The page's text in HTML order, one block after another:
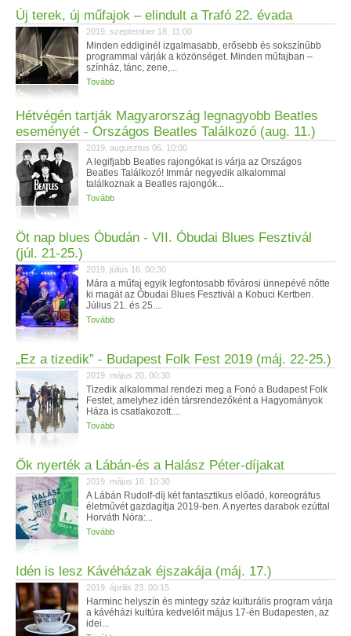
Új terek, új műfajok – elindult a Trafó 22. évada
2019. szeptember 18. 11:00
Minden eddiginél izgalmasabb, erősebb és sokszínűbb
programmal várják a közönséget. Minden műfajban –
színház, tánc, zene,...
Tovább
Hétvégén tartják Magyarország legnagyobb Beatles
eseményét - Országos Beatles Találkozó (aug. 11.)
2019. augusztus 06. 10:00
A legifjabb Beatles rajongókat is várja az Országos
Beatles Találkozó! Immár negyedik alkalommal
találkoznak a Beatles rajongók...
Tovább
Öt nap blues Óbudán - VII. Óbudai Blues Fesztivál
(júl. 21-25.)
2019. július 16. 00:30
Mára a műfaj egyik legfontosabb fővárosi ünnepévé nőtte
ki magát az Óbudai Blues Fesztivál a Kobuci Kertben.
Július 21. és 25....
Tovább
„Ez a tizedik” - Budapest Folk Fest 2019 (máj. 22-25.)
2019. május 20. 00:30
Tizedik alkalommal rendezi meg a Fonó a Budapest Folk
Festet, amelyhez idén társrendezőként a Hagyományok
Háza is csatlakozott....
Tovább
Ők nyerték a Lábán-és a Halász Péter-díjakat
2019. május 16. 10:30
A Lábán Rudolf-díj két fantasztikus előadó, koreográfus
életművét gazdagítja 2019-ben. A nyertes darabok ezúttal
Horváth Nóra:...
Tovább
Idén is lesz Kávéházak éjszakája (máj. 17.)
2019. április 23. 00:15
Harminc helyszín és mintegy száz kulturális program várja
a kávéházi kultúra kedvelőit május 17-én Budapesten, az
idei...